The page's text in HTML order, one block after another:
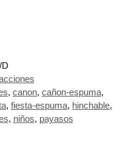
D
, canon, cañon-espuma,
, fiesta-espuma, hinchable,
, niños, payasos